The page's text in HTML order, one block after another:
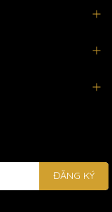
ĐĂNG KÝ